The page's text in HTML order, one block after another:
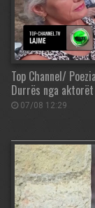
Top Channel/
Durrës nga aktorët
07/08 12:29